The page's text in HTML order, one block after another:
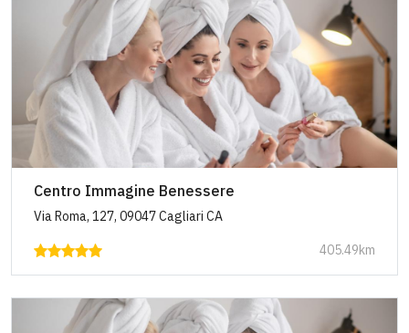
Centro Immagine Benessere
Via Roma, 127, 09047 Cagliari CA
405.49km